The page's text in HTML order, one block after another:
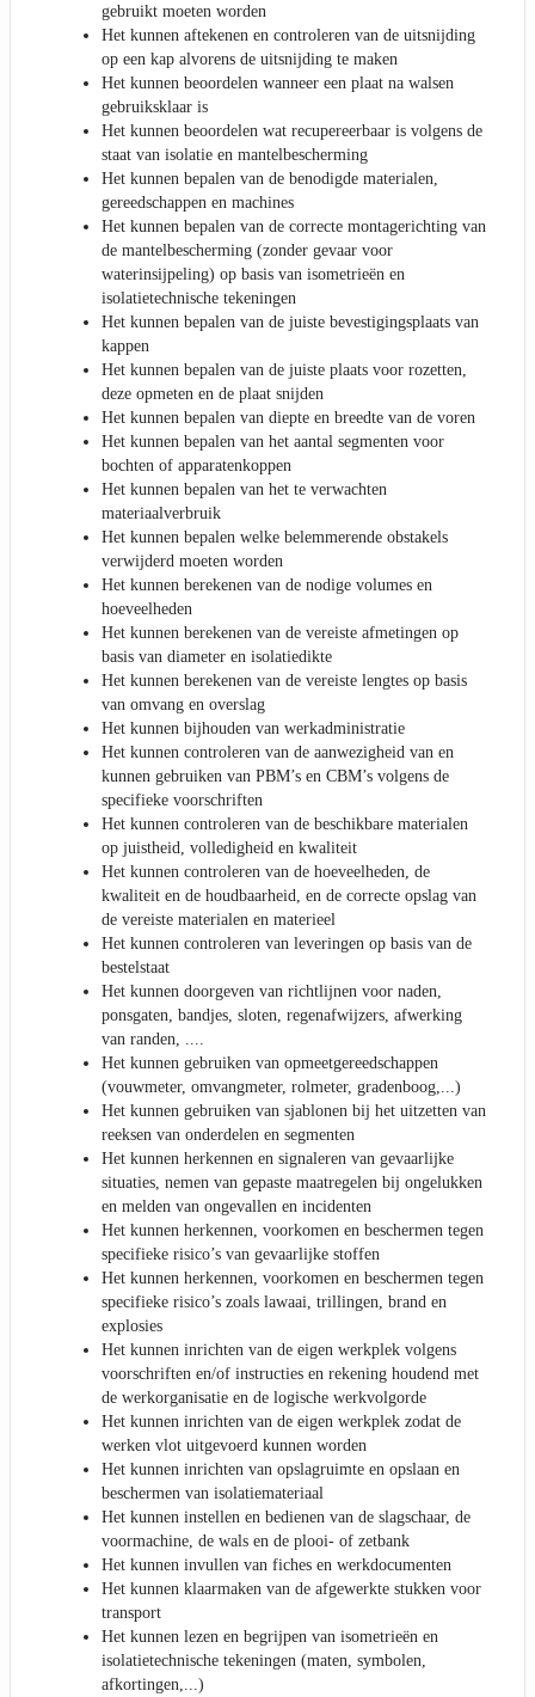
gebruikt moeten worden
Het kunnen aftekenen en controleren van de uitsnijding
op een kap alvorens de uitsnijding te maken
Het kunnen beoordelen wanneer een plaat na walsen
gebruiksklaar is
Het kunnen beoordelen wat recupereerbaar is volgens de
staat van isolatie en mantelbescherming
Het kunnen bepalen van de benodigde materialen,
gereedschappen en machines
Het kunnen bepalen van de correcte montagerichting van
de mantelbescherming (zonder gevaar voor
waterinsijpeling) op basis van isometrieën en
isolatietechnische tekeningen
Het kunnen bepalen van de juiste bevestigingsplaats van
kappen
Het kunnen bepalen van de juiste plaats voor rozetten,
deze opmeten en de plaat snijden
Het kunnen bepalen van diepte en breedte van de voren
Het kunnen bepalen van het aantal segmenten voor
bochten of apparatenkoppen
Het kunnen bepalen van het te verwachten
materiaalverbruik
Het kunnen bepalen welke belemmerende obstakels
verwijderd moeten worden
Het kunnen berekenen van de nodige volumes en
hoeveelheden
Het kunnen berekenen van de vereiste afmetingen op
basis van diameter en isolatiedikte
Het kunnen berekenen van de vereiste lengtes op basis
van omvang en overslag
Het kunnen bijhouden van werkadministratie
Het kunnen controleren van de aanwezigheid van en
kunnen gebruiken van PBM’s en CBM’s volgens de
specifieke voorschriften
Het kunnen controleren van de beschikbare materialen
op juistheid, volledigheid en kwaliteit
Het kunnen controleren van de hoeveelheden, de
kwaliteit en de houdbaarheid, en de correcte opslag van
de vereiste materialen en materieel
Het kunnen controleren van leveringen op basis van de
bestelstaat
Het kunnen doorgeven van richtlijnen voor naden,
ponsgaten, bandjes, sloten, regenafwijzers, afwerking
van randen, ....
Het kunnen gebruiken van opmeetgereedschappen
(vouwmeter, omvangmeter, rolmeter, gradenboog,...)
Het kunnen gebruiken van sjablonen bij het uitzetten van
reeksen van onderdelen en segmenten
Het kunnen herkennen en signaleren van gevaarlijke
situaties, nemen van gepaste maatregelen bij ongelukken
en melden van ongevallen en incidenten
Het kunnen herkennen, voorkomen en beschermen tegen
specifieke risico’s van gevaarlijke stoffen
Het kunnen herkennen, voorkomen en beschermen tegen
specifieke risico’s zoals lawaai, trillingen, brand en
explosies
Het kunnen inrichten van de eigen werkplek volgens
voorschriften en/of instructies en rekening houdend met
de werkorganisatie en de logische werkvolgorde
Het kunnen inrichten van de eigen werkplek zodat de
werken vlot uitgevoerd kunnen worden
Het kunnen inrichten van opslagruimte en opslaan en
beschermen van isolatiemateriaal
Het kunnen instellen en bedienen van de slagschaar, de
voormachine, de wals en de plooi- of zetbank
Het kunnen invullen van fiches en werkdocumenten
Het kunnen klaarmaken van de afgewerkte stukken voor
transport
Het kunnen lezen en begrijpen van isometrieën en
isolatietechnische tekeningen (maten, symbolen,
afkortingen,...)